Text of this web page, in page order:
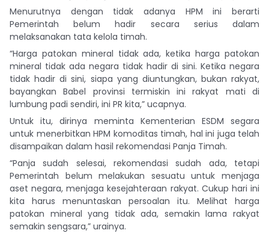
Menurutnya dengan tidak adanya HPM ini berarti
Pemerintah belum hadir secara serius dalam
melaksanakan tata kelola timah.
“Harga patokan mineral tidak ada, ketika harga patokan
mineral tidak ada negara tidak hadir di sini. Ketika negara
tidak hadir di sini, siapa yang diuntungkan, bukan rakyat,
bayangkan Babel provinsi termiskin ini rakyat mati di
lumbung padi sendiri, ini PR kita,” ucapnya.
Untuk itu, dirinya meminta Kementerian ESDM segara
untuk menerbitkan HPM komoditas timah, hal ini juga telah
disampaikan dalam hasil rekomendasi Panja Timah.
“Panja sudah selesai, rekomendasi sudah ada, tetapi
Pemerintah belum melakukan sesuatu untuk menjaga
aset negara, menjaga kesejahteraan rakyat. Cukup hari ini
kita harus menuntaskan persoalan itu. Melihat harga
patokan mineral yang tidak ada, semakin lama rakyat
semakin sengsara,” urainya.